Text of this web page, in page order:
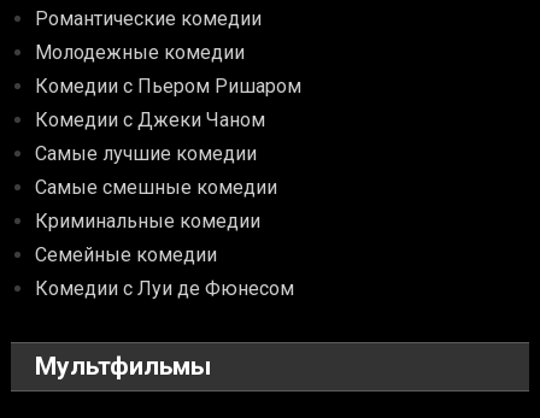
Романтические комедии
Молодежные комедии
Комедии с Пьером Ришаром
Комедии с Джеки Чаном
Самые лучшие комедии
Самые смешные комедии
Криминальные комедии
Семейные комедии
Комедии с Луи де Фюнесом
Мультфильмы